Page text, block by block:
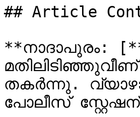
## Article
**നാദാപുരം:
മതിലിടിഞ്ഞുവീണ്
തകർന്നു.
പോലീസ്